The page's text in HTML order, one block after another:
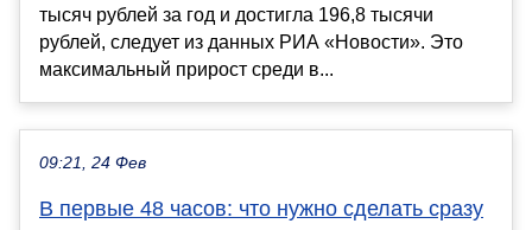
тысяч рублей за год и достигла 196,8 тысячи
рублей, следует из данных РИА «Новости». Это
максимальный прирост среди в...
09:21, 24 Фев
В первые 48 часов: что нужно сделать сразу